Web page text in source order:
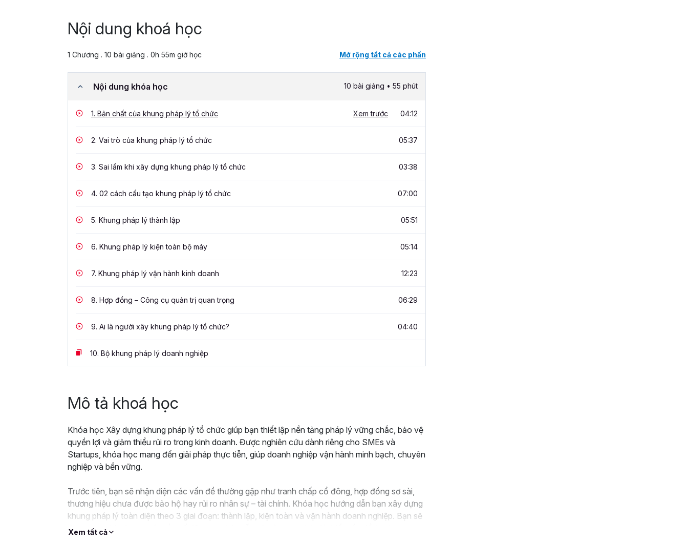
Nội dung khoá học
1 Chương . 10 bài giảng . 0h 55m giờ học Mở rộng tất cả các phần
Nội dung khóa học 10 bài giảng • 55 phút
1. Bản chất của khung pháp lý tổ chức Xem trước 04:12
2. Vai trò của khung pháp lý tổ chức 05:37
3. Sai lầm khi xây dựng khung pháp lý tổ chức 03:38
4. 02 cách cấu tạo khung pháp lý tổ chức 07:00
5. Khung pháp lý thành lập 05:51
6. Khung pháp lý kiện toàn bộ máy 05:14
7. Khung pháp lý vận hành kinh doanh 12:23
8. Hợp đồng – Công cụ quản trị quan trọng 06:29
9. Ai là người xây khung pháp lý tổ chức? 04:40
10. Bộ khung pháp lý doanh nghiệp
Mô tả khoá học
Khóa học Xây dựng khung pháp lý tổ chức giúp bạn thiết lập nền tảng pháp lý vững chắc, bảo vệ
quyền lợi và giảm thiểu rủi ro trong kinh doanh. Được nghiên cứu dành riêng cho SMEs và
Startups, khóa học mang đến giải pháp thực tiễn, giúp doanh nghiệp vận hành minh bạch, chuyên
nghiệp và bền vững.
Trước tiên, bạn sẽ nhận diện các vấn đề thường gặp như tranh chấp cổ đông, hợp đồng sơ sài,
thương hiệu chưa được bảo hộ hay rủi ro nhân sự – tài chính. Khóa học hướng dẫn bạn xây dựng
khung pháp lý toàn diện theo 3 giai đoạn: thành lập, kiện toàn và vận hành doanh nghiệp. Bạn sẽ
được trang bị các nguyên tắc cốt lõi, quy trình mẫu và công cụ pháp lý thiết yếu để áp dụng ngay.
Xem tất cả